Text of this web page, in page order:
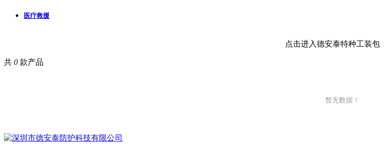
医疗救援
点击进入德安泰特种工装包
共 0 款产品
暂无数据！